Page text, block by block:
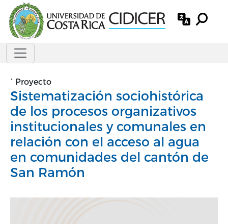
Pasar al contenido principal
` Proyecto
Sistematización sociohistórica
de los procesos organizativos
institucionales y comunales en
relación con el acceso al agua
en comunidades del cantón de
San Ramón